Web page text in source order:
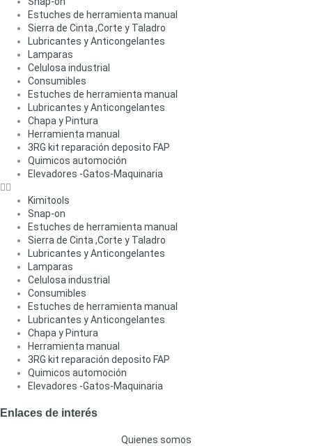
Estuches de herramienta manual
Sierra de Cinta ,Corte y Taladro
Lubricantes y Anticongelantes
Lamparas
Celulosa industrial
Consumibles
Estuches de herramienta manual
Lubricantes y Anticongelantes
Chapa y Pintura
Herramienta manual
3RG kit reparación deposito FAP
Quimicos automoción
Elevadores -Gatos-Maquinaria
Kimitools
Snap-on
Estuches de herramienta manual
Sierra de Cinta ,Corte y Taladro
Lubricantes y Anticongelantes
Lamparas
Celulosa industrial
Consumibles
Estuches de herramienta manual
Lubricantes y Anticongelantes
Chapa y Pintura
Herramienta manual
3RG kit reparación deposito FAP
Quimicos automoción
Elevadores -Gatos-Maquinaria
Enlaces de interés
Quienes somos